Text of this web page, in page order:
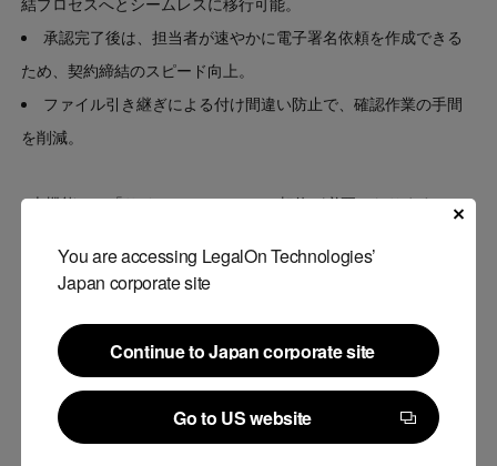
You are accessing LegalOn Technologies’
Japan corporate site
Continue to Japan corporate site
Continue to Japan corporate site
Go to US website
Go to US website
承認完了後は、担当者が速やかに電子署名依頼を作成できる
ため、契約締結のスピード向上。
ファイル引き継ぎによる付け間違い防止で、確認作業の手間
を削減。
※本機能は、「サイン」モジュールの契約が必要になります。
■LegalOnのサインモジュールについて（ URL：
契約書の審査から締結・管理までを一気通貫で実現する電子契約
サービスです。直感的に操作できるシンプルなUIにより、誰でも